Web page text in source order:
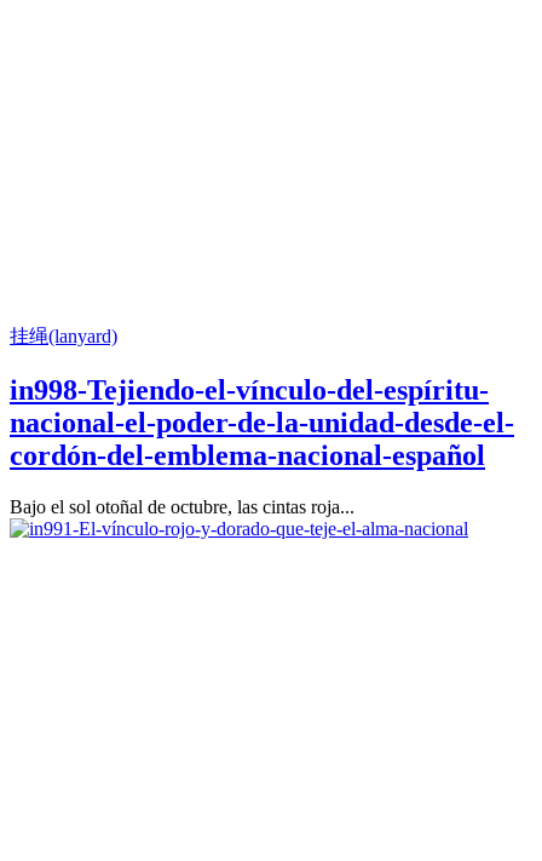
挂绳(lanyard)
in998-Tejiendo-el-vínculo-del-espíritu-
nacional-el-poder-de-la-unidad-desde-el-
cordón-del-emblema-nacional-español
Bajo el sol otoñal de octubre, las cintas roja...